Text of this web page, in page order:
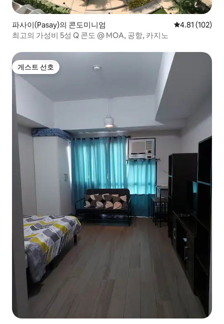
파사이(Pasay)의 콘도미니엄 평점 4.81점(5
4.81 (102)
최고의 가성비 5성 Q 콘도 @ MOA, 공항, 카지노
게스트 선호
게스트 선호